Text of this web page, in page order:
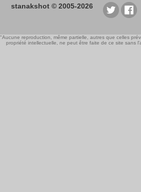
stanakshot © 2005-2026
"Aucune reproduction, même partielle, autres que celles
propriété intellectuelle, ne peut être faite de ce site sans